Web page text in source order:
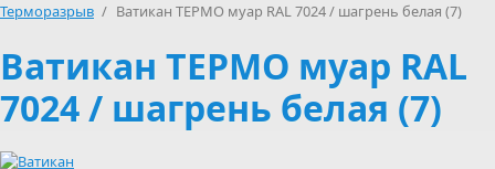
Терморазрыв / Ватикан ТЕРМО муар RAL 7024 / шагрень белая (7)
Ватикан ТЕРМО муар RAL
7024 / шагрень белая (7)